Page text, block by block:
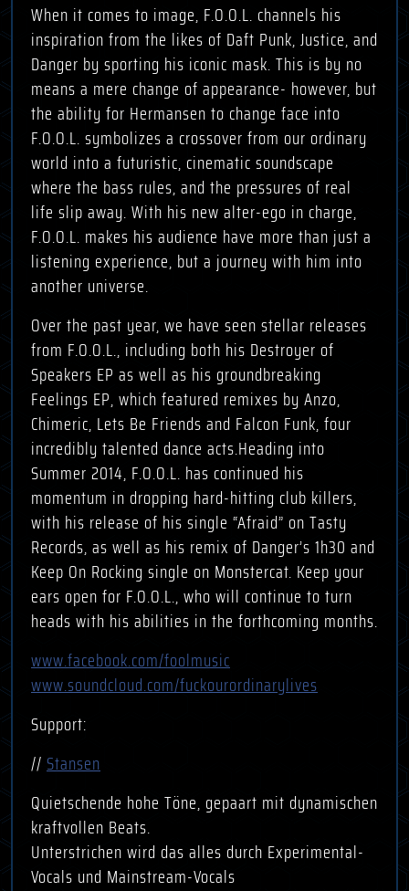
When it comes to image, F.O.O.L. channels his
inspiration from the likes of Daft Punk, Justice, and
Danger by sporting his iconic mask. This is by no
means a mere change of appearance- however, but
the ability for Hermansen to change face into
F.O.O.L. symbolizes a crossover from our ordinary
world into a futuristic, cinematic soundscape
where the bass rules, and the pressures of real
life slip away. With his new alter-ego in charge,
F.O.O.L. makes his audience have more than just a
listening experience, but a journey with him into
another universe.
Over the past year, we have seen stellar releases
from F.O.O.L., including both his Destroyer of
Speakers EP as well as his groundbreaking
Feelings EP, which featured remixes by Anzo,
Chimeric, Lets Be Friends and Falcon Funk, four
incredibly talented dance acts.Heading into
Summer 2014, F.O.O.L. has continued his
momentum in dropping hard-hitting club killers,
with his release of his single “Afraid” on Tasty
Records, as well as his remix of Danger’s 1h30 and
Keep On Rocking single on Monstercat. Keep your
ears open for F.O.O.L., who will continue to turn
heads with his abilities in the forthcoming months.
www.facebook.com/foolmusic
www.soundcloud.com/fuckourordinarylives
Support:
// Stansen
Quietschende hohe Töne, gepaart mit dynamischen
kraftvollen Beats.
Unterstrichen wird das alles durch Experimental-
Vocals und Mainstream-Vocals